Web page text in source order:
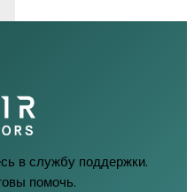
в службу поддержки.
помочь.